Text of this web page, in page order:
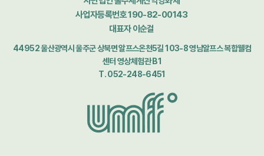
사업자등록번호 190-82-00143
대표자 이순걸
44952 울산광역시 울주군 상북면 알프스온천5길 103-8 영남알프스 복합웰컴
센터 영상체험관 B1
T. 052-248-6451